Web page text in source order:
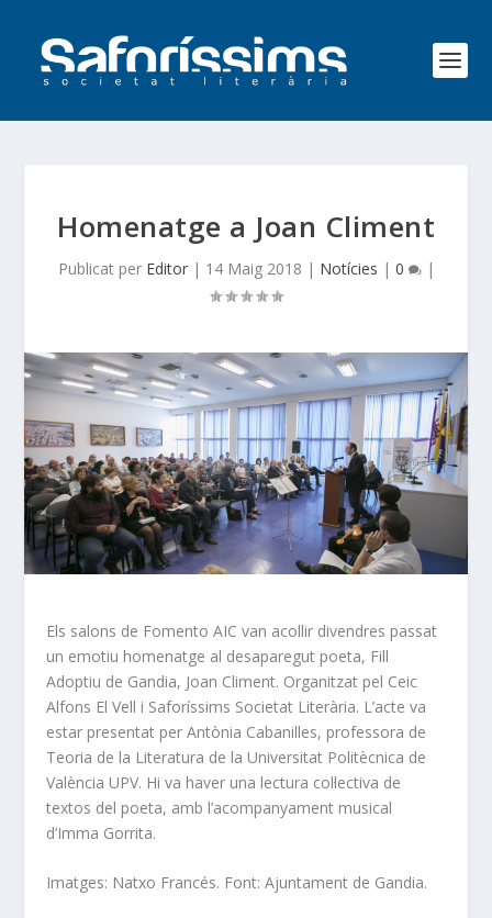
Homenatge a Joan Climent
Publicat per Editor| 14 Maig 2018 | Notícies | 0 |
Els salons de Fomento AIC van acollir divendres passat
un emotiu homenatge al desaparegut poeta, Fill
Adoptiu de Gandia, Joan Climent. Organitzat pel Ceic
Alfons El Vell i Saforíssims Societat Literària. L’acte va
estar presentat per Antònia Cabanilles, professora de
Teoria de la Literatura de la Universitat Politècnica de
València UPV. Hi va haver una lectura col·lectiva de
textos del poeta, amb l’acompanyament musical
d’Imma Gorrita.
Imatges: Natxo Francés. Font: Ajuntament de Gandia.